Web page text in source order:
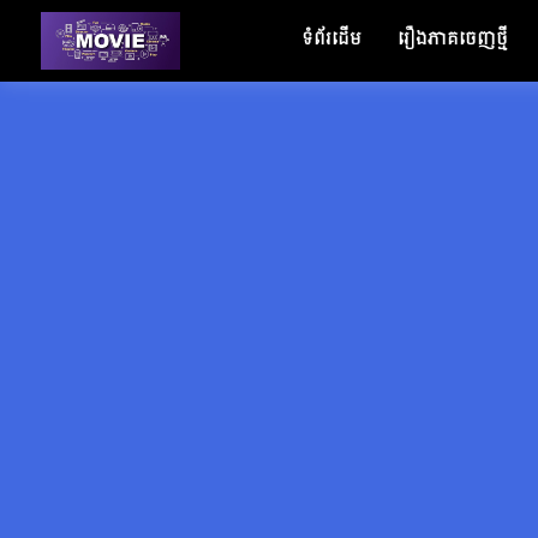
ទំព័រដើម រឿងភាគចេញថ្មី